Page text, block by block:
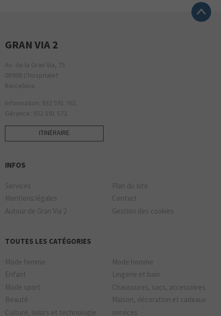
GRAN VIA 2
Av. de la Gran Via, 75
08908 L'Hospitalet
Barcelona
Information: 932 591 762.
Gérance: 932 591 572.
ITINÉRAIRE
INFOS
Services
Plan du site
Mentions légales
Contact
Autour de Gran Via 2
Gestion des cookies
TOUTES LES CATÉGORIES
Mode femme
Mode homme
Enfant
Lingerie et bain
Mode sport
Chaussures, sacs, accessoires
Beauté
Maison, décoration et cadeaux
Culture, loisirs et technologie
services